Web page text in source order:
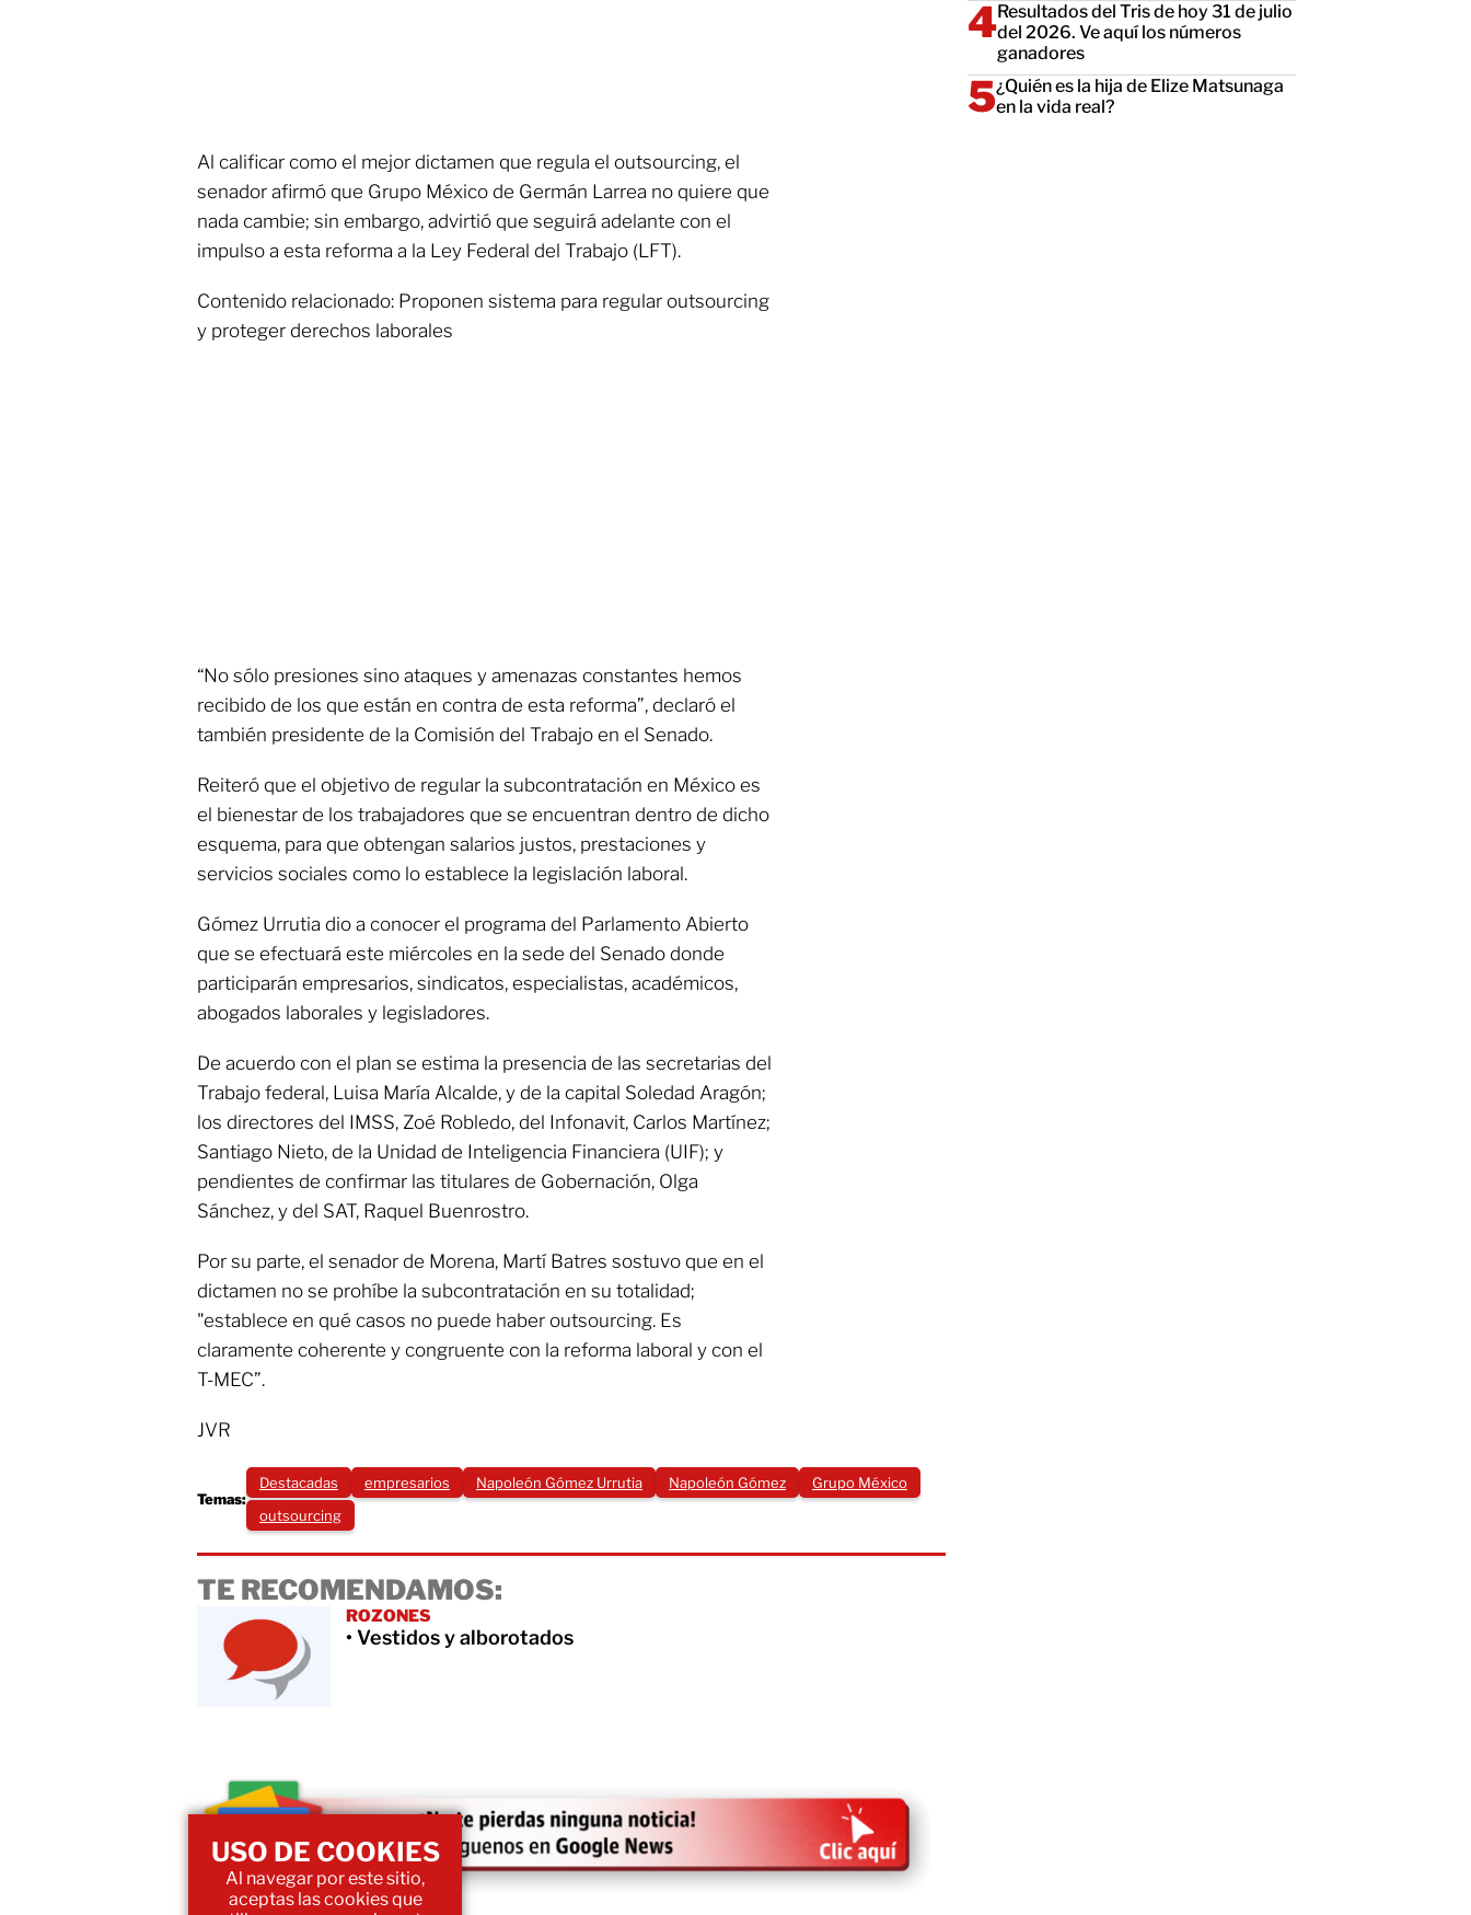
Al calificar como el mejor dictamen que regula el outsourcing, el
senador afirmó que Grupo México de Germán Larrea no quiere que
nada cambie; sin embargo, advirtió que seguirá adelante con el
impulso a esta reforma a la Ley Federal del Trabajo (LFT).
Contenido relacionado: Proponen sistema para regular outsourcing
y proteger derechos laborales
“No sólo presiones sino ataques y amenazas constantes hemos
recibido de los que están en contra de esta reforma”, declaró el
también presidente de la Comisión del Trabajo en el Senado.
Reiteró que el objetivo de regular la subcontratación en México es
el bienestar de los trabajadores que se encuentran dentro de dicho
esquema, para que obtengan salarios justos, prestaciones y
servicios sociales como lo establece la legislación laboral.
Gómez Urrutia dio a conocer el programa del Parlamento Abierto
que se efectuará este miércoles en la sede del Senado donde
participarán empresarios, sindicatos, especialistas, académicos,
abogados laborales y legisladores.
De acuerdo con el plan se estima la presencia de las secretarias del
Trabajo federal, Luisa María Alcalde, y de la capital Soledad Aragón;
los directores del IMSS, Zoé Robledo, del Infonavit, Carlos Martínez;
Santiago Nieto, de la Unidad de Inteligencia Financiera (UIF); y
pendientes de confirmar las titulares de Gobernación, Olga
Sánchez, y del SAT, Raquel Buenrostro.
Por su parte, el senador de Morena, Martí Batres sostuvo que en el
dictamen no se prohíbe la subcontratación en su totalidad;
"establece en qué casos no puede haber outsourcing. Es
claramente coherente y congruente con la reforma laboral y con el
T-MEC”.
JVR
Temas:
Destacadas empresarios Napoleón Gómez Urrutia Napoleón Gómez
Grupo México
outsourcing
TE RECOMENDAMOS:
ROZONES
• Vestidos y alborotados
Resultados del Tris de hoy 31 de julio
del 2026. Ve aquí los números
ganadores
¿Quién es la hija de Elize Matsunaga
en la vida real?
USO DE COOKIES
Al navegar por este sitio,
aceptas las cookies que